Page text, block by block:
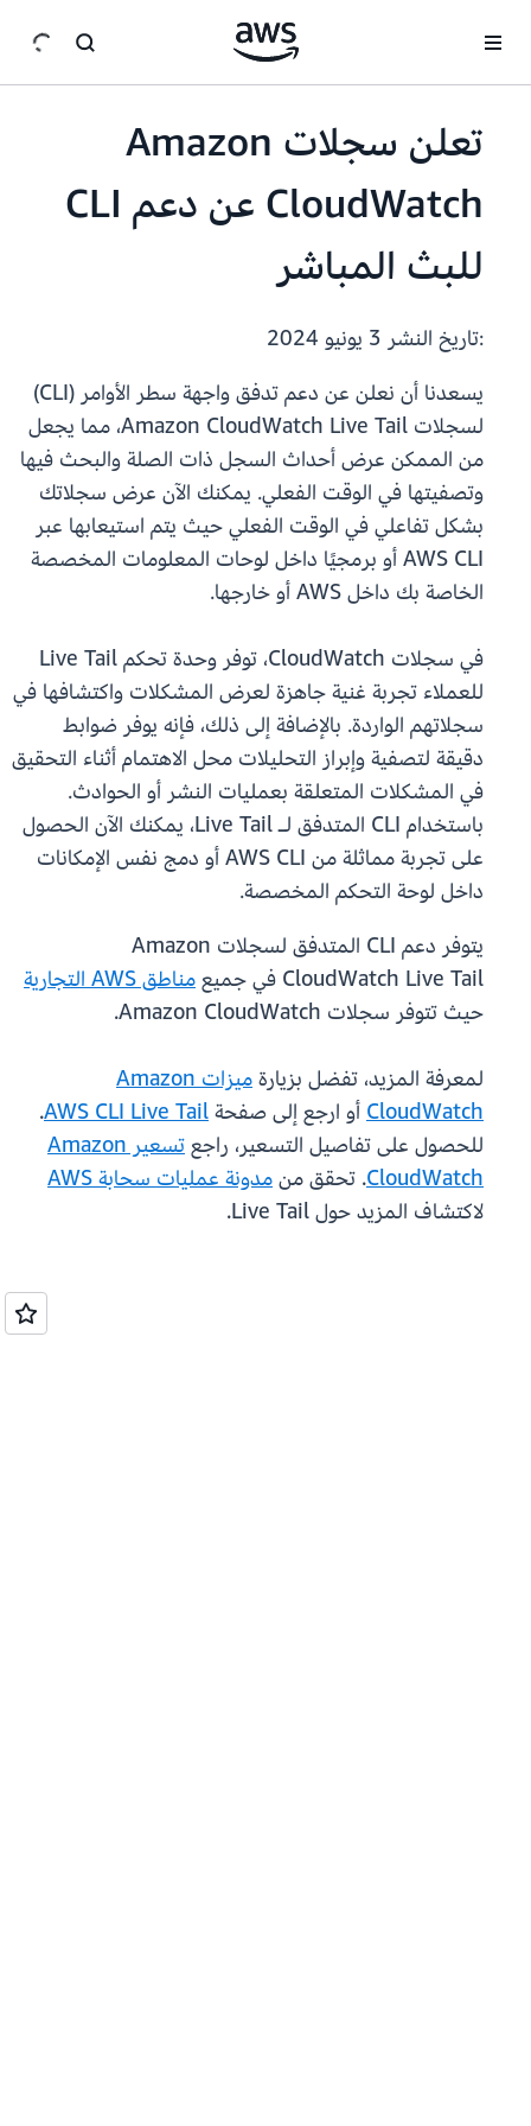
تعلن سجلات Amazon
CloudWatch عن دعم CLI
للبث المباشر
:تاريخ النشر
يسعدنا أن نعلن عن دعم تدفق واجهة سطر الأوامر (CLI)
لسجلات Amazon CloudWatch Live Tail، مما يجعل
من الممكن عرض أحداث السجل ذات الصلة والبحث فيها
وتصفيتها في الوقت الفعلي. يمكنك الآن عرض سجلاتك
بشكل تفاعلي في الوقت الفعلي حيث يتم استيعابها عبر
AWS CLI أو برمجيًا داخل لوحات المعلومات المخصصة
الخاصة بك داخل AWS أو خارجها.
في سجلات CloudWatch، توفر وحدة تحكم Live Tail
للعملاء تجربة غنية جاهزة لعرض المشكلات واكتشافها في
سجلاتهم الواردة. بالإضافة إلى ذلك، فإنه يوفر ضوابط
دقيقة لتصفية وإبراز التحليلات محل الاهتمام أثناء التحقيق
في المشكلات المتعلقة بعمليات النشر أو الحوادث.
باستخدام CLI المتدفق لـ Live Tail، يمكنك الآن الحصول
على تجربة مماثلة من AWS CLI أو دمج نفس الإمكانات
داخل لوحة التحكم المخصصة.
يتوفر دعم CLI المتدفق لسجلات Amazon
CloudWatch Live Tail في جميع
مناطق AWS التجارية
حيث تتوفر سجلات Amazon CloudWatch.
لمعرفة المزيد، تفضل بزيارة
ميزات Amazon
CloudWatchأو ارجع إلى صفحةAWS CLI Live Tail
.
للحصول على تفاصيل التسعير، راجع
تسعير Amazon
CloudWatch. تحقق منمدونة عمليات سحابة AWS
لاكتشاف المزيد حول Live Tail.